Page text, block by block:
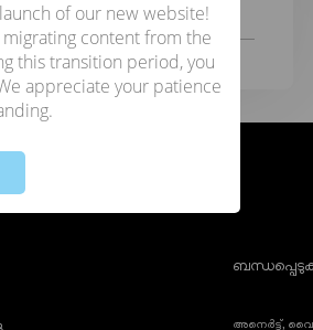
അനെർട്ട്,
of our new website!
content from the
this transition period, you
appreciate your patience